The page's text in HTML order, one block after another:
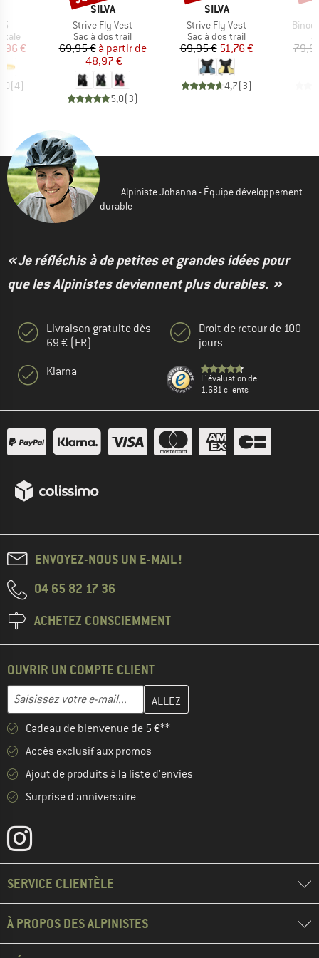
5
réduit
€
(4)
MARQUE
SILVA
Article
Strive Fly Vest
Product group
Sac à dos trail
Prix
69,95 € Prix réduit
à partir de
48,97 €
5,0(3)
MARQUE
SILVA
Article
Strive Fly Vest
Product group
Sac à dos trail
Prix
69,95 €Prix réduit
51,76 €
4,7(3)
Article
Alpiniste Johanna - Équipe développement
durable
« Je réfléchis à de petites et grandes idées pour
que les Alpinistes deviennent plus durables. »
Livraison gratuite dès
69 € (FR)
Klarna
Droit de retour de 100
jours
L' évaluation de
1.681 clients
ENVOYEZ-NOUS UN E-MAIL !
04 65 82 17 36
ACHETEZ CONSCIEMMENT
OUVRIR UN COMPTE CLIENT
Adresse e-mail
Entrez votre adresse e-mail ici et créez votre compte client à la
Cadeau de bienvenue de 5 €**
Accès exclusif aux promos
Ajout de produits à la liste d'envies
Surprise d'anniversaire
SERVICE CLIENTÈLE
À PROPOS DES ALPINISTES